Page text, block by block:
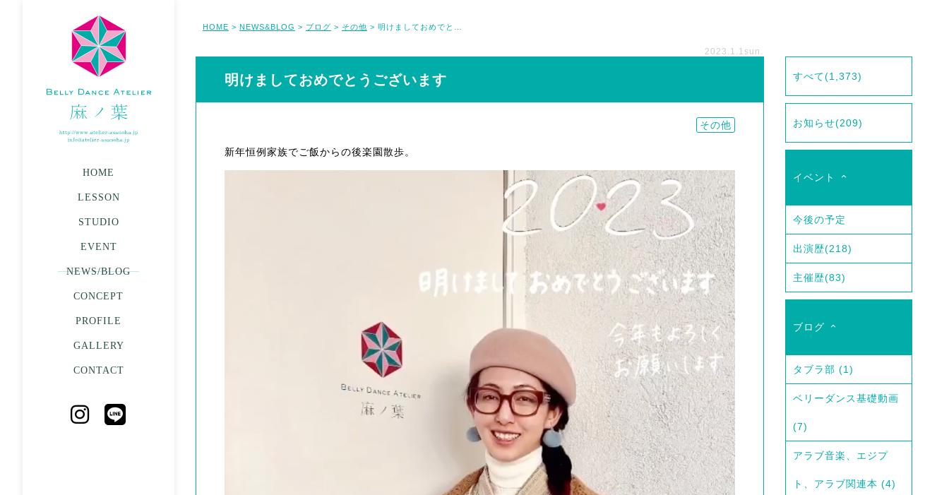
HOME
LESSON
STUDIO
EVENT
NEWS/BLOG
CONCEPT
PROFILE
GALLERY
CONTACT
HOME > NEWS&BLOG > ブログ > その他 >
2023.1.1 sun.
明けましておめでとうございます
その他
新年恒例家族でご飯からの後楽園散歩。
すべて(1,373)
お知らせ(209)
イベント
今後の予定
出演歴(218)
主催歴(83)
ブログ
タブラ部 (1)
ベリーダンス基礎動画
(7)
アラブ音楽、エジプ
ト、アラブ関連本 (4)